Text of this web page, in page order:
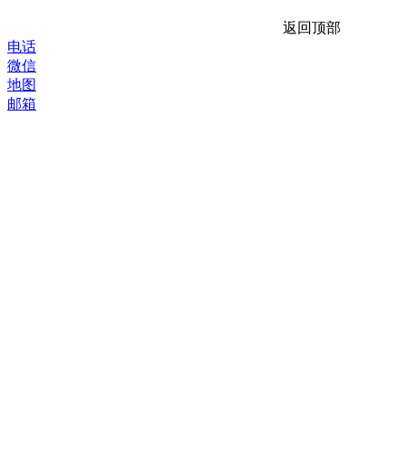
返回顶部
电话
微信
地图
邮箱